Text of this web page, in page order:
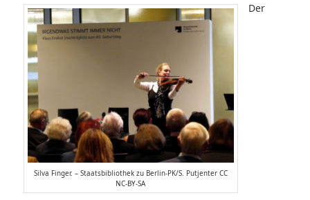
Silva Finger. – Staatsbibliothek zu Berlin-PK/S. Putjenter CC
NC-BY-SA
Der